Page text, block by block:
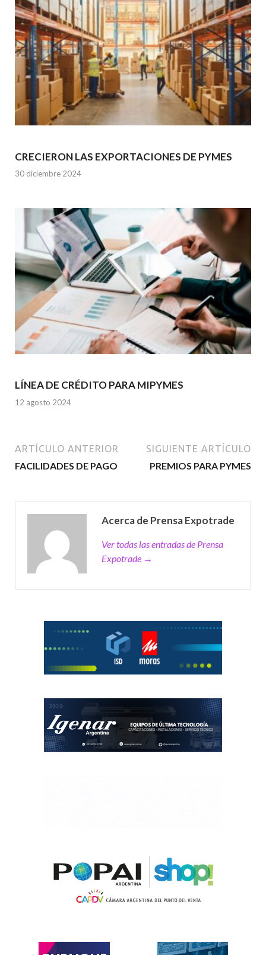
CRECIERON LAS EXPORTACIONES DE PYMES
30 diciembre 2024
LÍNEA DE CRÉDITO PARA MIPYMES
12 agosto 2024
ARTÍCULO ANTERIOR
FACILIDADES DE PAGO
SIGUIENTE ARTÍCULO
PREMIOS PARA PYMES
Acerca de Prensa Expotrade
Ver todas las entradas de Prensa
Expotrade →